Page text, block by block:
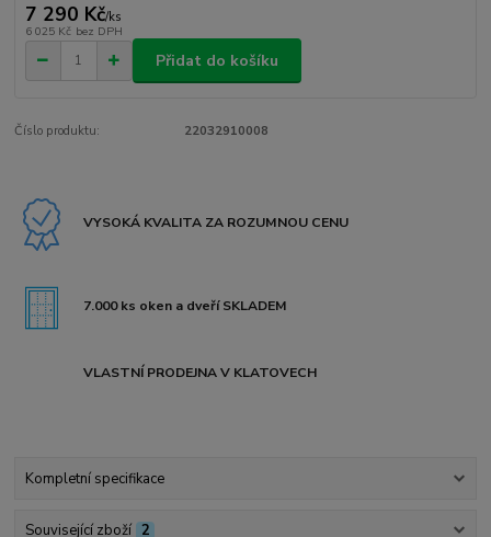
7 290 Kč/ks
6 025 Kč bez DPH
Přidat do košíku
Číslo produktu: 22032910008
VYSOKÁ KVALITA ZA ROZUMNOU CENU
7.000 ks oken a dveří SKLADEM
VLASTNÍ PRODEJNA V KLATOVECH
Kompletní specifikace
Související zboží 2